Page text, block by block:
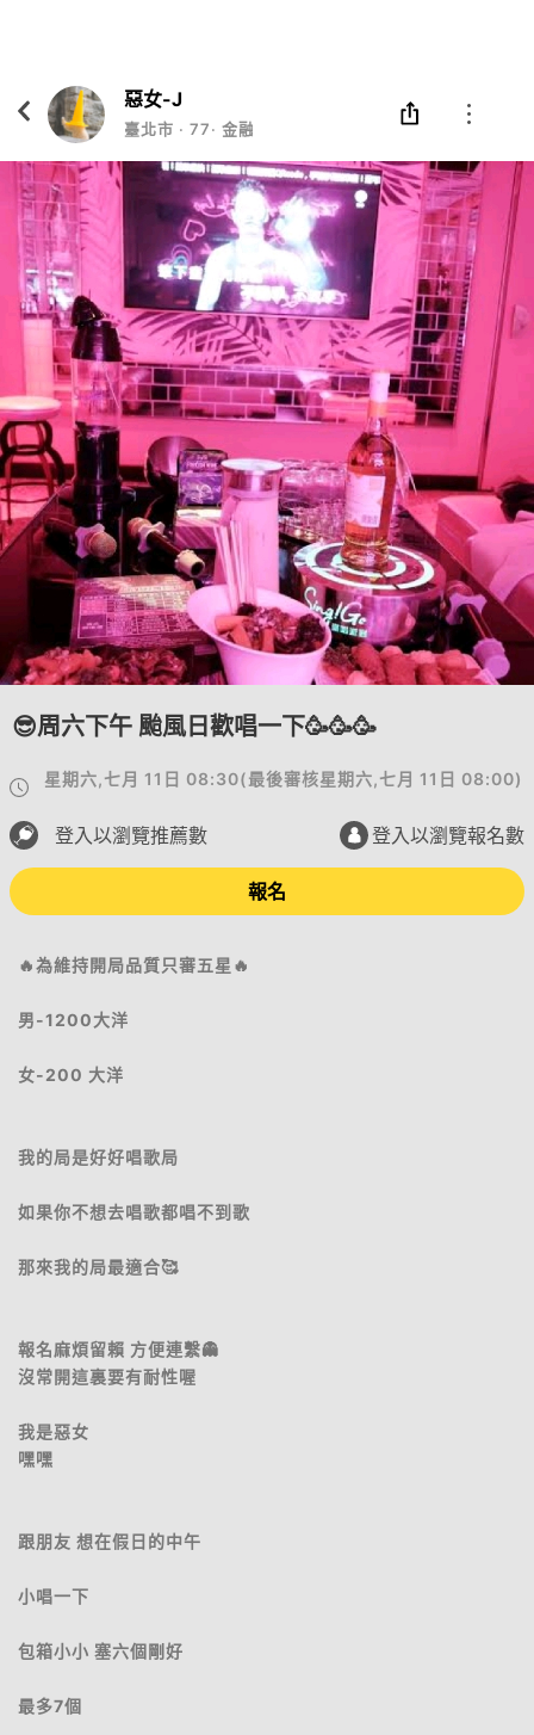
惡女-J
臺北市 ‧ 77‧ 金融
😎周六下午 颱風日歡唱一下🥳🥳🥳
星期六,七月 11日 08:30(最後審核星期六,七月 11日 08:00)
登入以瀏覽推薦數 登入以瀏覽報名數
報名
🔥為維持開局品質只審五星🔥
男-1200大洋
女-200 大洋
我的局是好好唱歌局
如果你不想去唱歌都唱不到歌
那來我的局最適合🥰
報名麻煩留賴 方便連繫👻
沒常開這裏要有耐性喔
我是惡女
嘿嘿
跟朋友 想在假日的中午
小唱一下
包箱小小 塞六個剛好
最多7個